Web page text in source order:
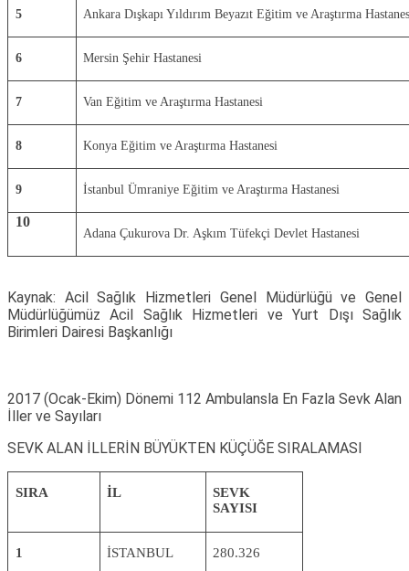
5 Ankara Dışkapı Yıldırım Beyazıt Eğitim ve Araştırma
6 Mersin Şehir Hastanesi
7 Van Eğitim ve Araştırma Hastanesi
8 Konya Eğitim ve Araştırma Hastanesi
9 İstanbul Ümraniye Eğitim ve Araştırma Hastanesi
10
Adana Çukurova Dr. Aşkım Tüfekçi Devlet Hastanesi
Kaynak: Acil Sağlık Hizmetleri Genel Müdürlüğü ve Genel
Müdürlüğümüz Acil Sağlık Hizmetleri ve Yurt Dışı Sağlık
Birimleri Dairesi Başkanlığı
2017 (Ocak-Ekim) Dönemi 112 Ambulansla En Fazla Sevk Alan
İller ve Sayıları
SEVK ALAN İLLERİN BÜYÜKTEN KÜÇÜĞE SIRALAMASI
SIRA İL
SEVK
SAYISI
1 İSTANBUL 280.326